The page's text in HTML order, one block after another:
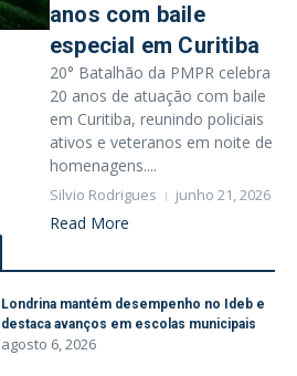
anos com baile
especial em Curitiba
20° Batalhão da PMPR celebra
20 anos de atuação com baile
em Curitiba, reunindo policiais
ativos e veteranos em noite de
homenagens....
Silvio Rodrigues junho 21, 2026
Read More
Londrina mantém desempenho no Ideb e
destaca avanços em escolas municipais
agosto 6, 2026